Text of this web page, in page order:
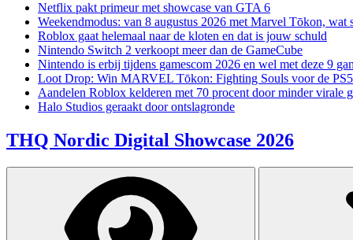
Netflix pakt primeur met showcase van GTA 6
Weekendmodus: van 8 augustus 2026 met Marvel Tōkon, wat
Roblox gaat helemaal naar de kloten en dat is jouw schuld
Nintendo Switch 2 verkoopt meer dan de GameCube
Nintendo is erbij tijdens gamescom 2026 en wel met deze 9
Loot Drop: Win MARVEL Tōkon: Fighting Souls voor de PS5
Aandelen Roblox kelderen met 70 procent door minder virale
Halo Studios geraakt door ontslagronde
THQ Nordic Digital Showcase 2026